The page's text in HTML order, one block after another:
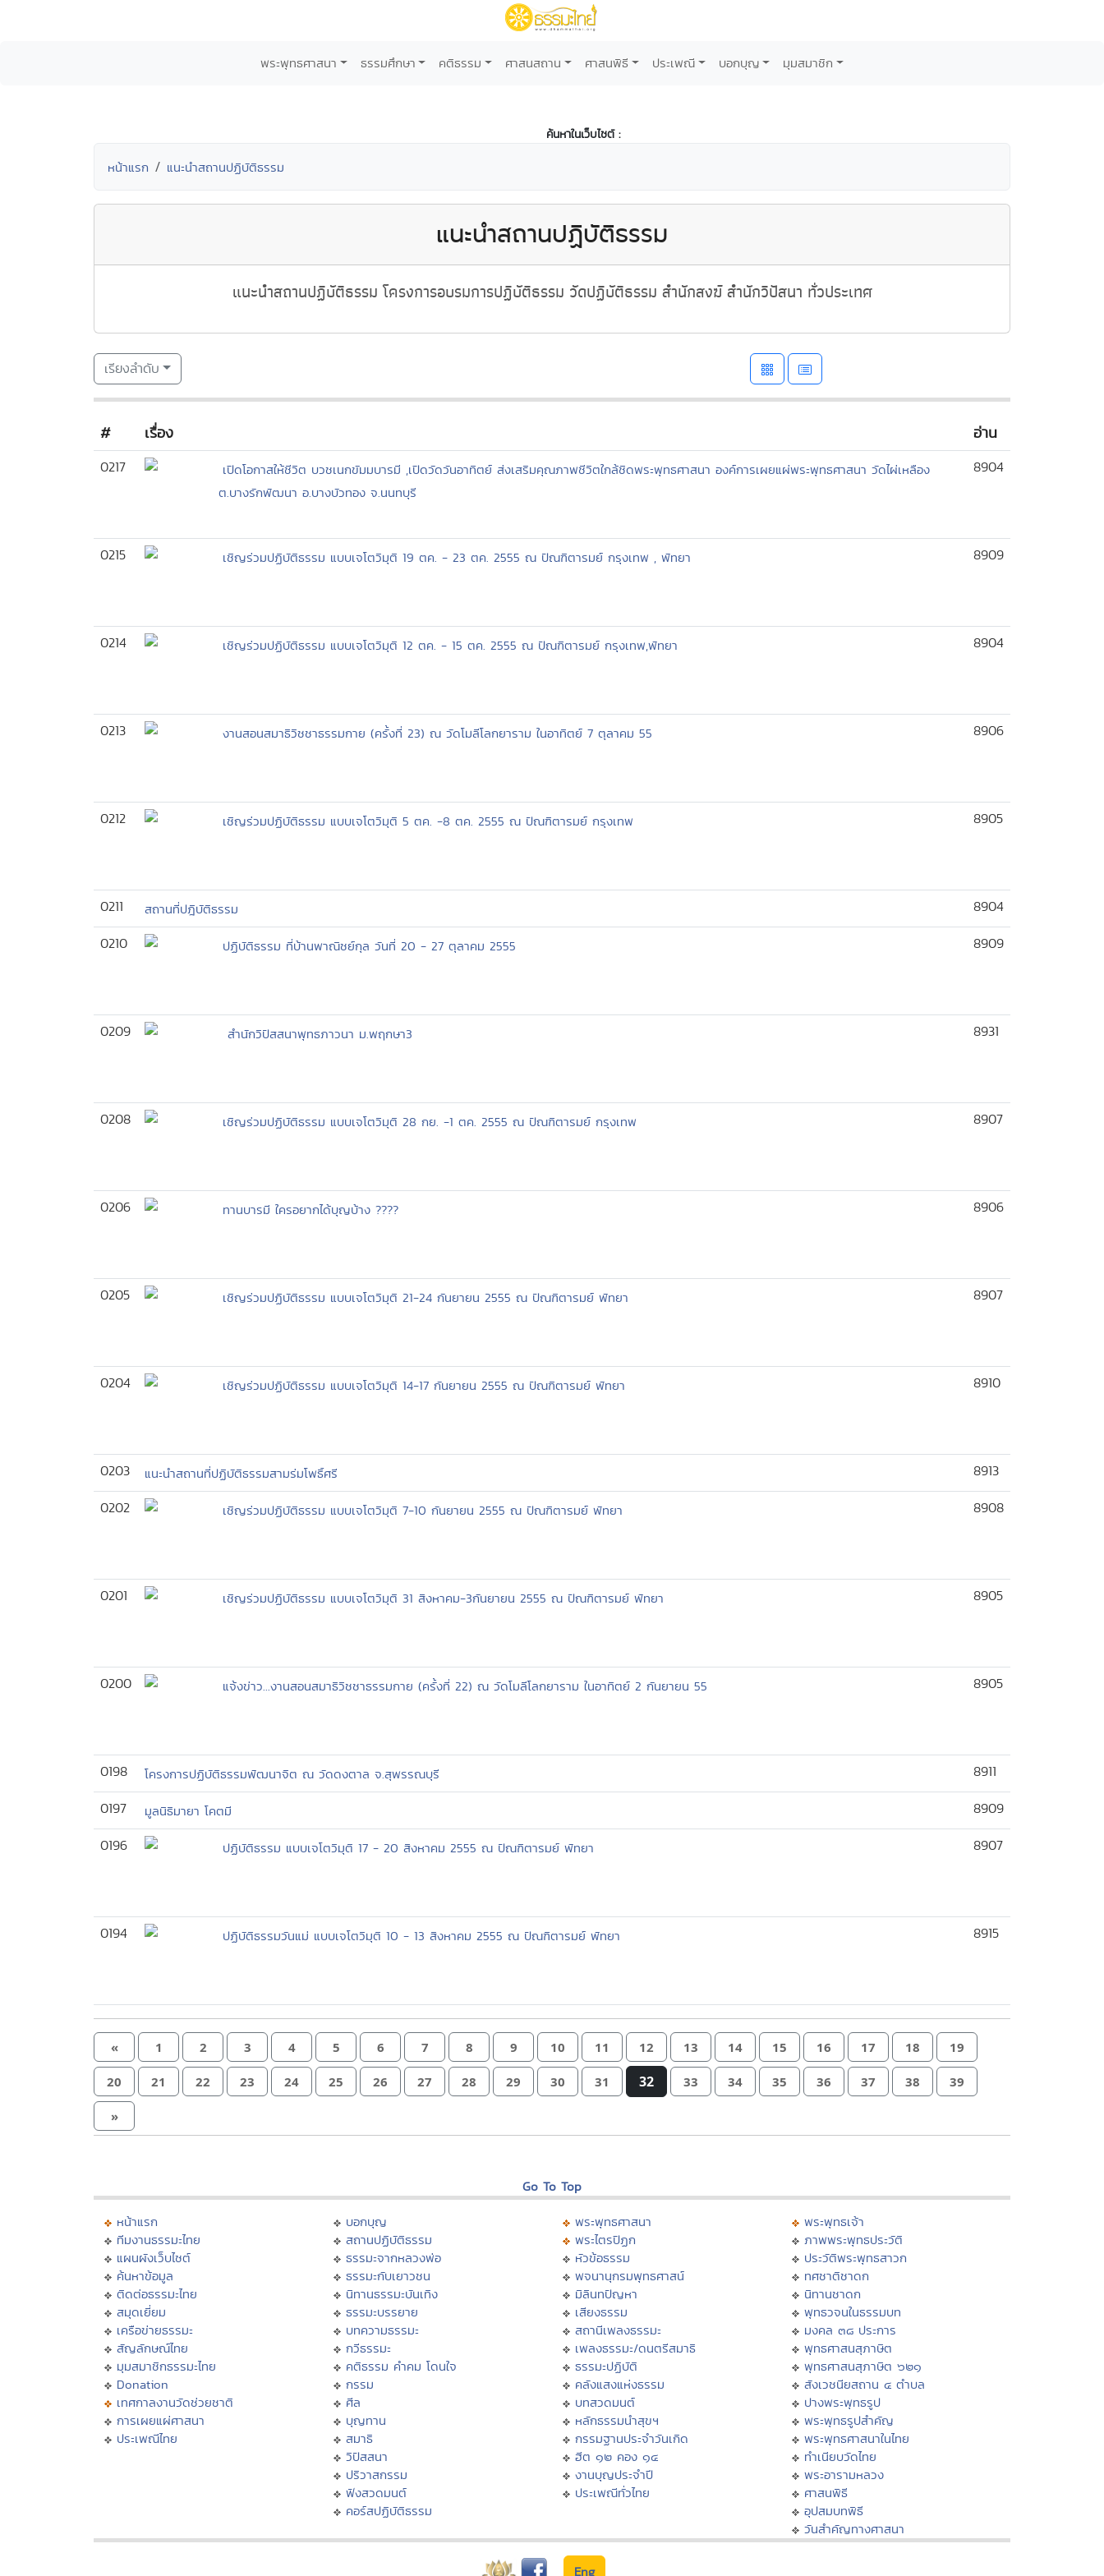
พระพุทธศาสนา ธรรมศึกษา คติธรรม ศาสนสถาน ศาสนพิธี ประเพณี บอกบุญ มุมสมาชิก
ค้นหาในเว็บไซต์ :
หน้าแรก แนะนำสถานปฏิบัติธรรม
แนะนำสถานปฏิบัติธรรม
แนะนำสถานปฏิบัติธรรม โครงการอบรมการปฏิบัติธรรม วัดปฏิบัติธรรม สำนักสงฆ์ สำนักวิปัสนา ทั่วประเทศ
เรียงลำดับ
# เรื่อง อ่าน
0217
เปิดโอกาสให้ชีวิต บวชเนกขัมมบารมี ,เปิดวัดวันอาทิตย์ ส่งเสริมคุณภาพชีวิตใกล้ชิดพระพุทธศาสนา องค์การเผยแผ่พระพุทธศาสนา วัดไผ่เหลือง
ต.บางรักพัฒนา อ.บางบัวทอง จ.นนทบุรี
8904
0215 เชิญร่วมปฏิบัติธรรม แบบเจโตวิมุติ 19 ตค. - 23 ตค. 2555 ณ ปัณฑิตารมย์ กรุงเทพ , พัทยา 8909
0214 เชิญร่วมปฏิบัติธรรม แบบเจโตวิมุติ 12 ตค. - 15 ตค. 2555 ณ ปัณฑิตารมย์ กรุงเทพ,พัทยา 8904
0213 งานสอนสมาธิวิชชาธรรมกาย (ครั้งที่ 23) ณ วัดโมลีโลกยาราม ในอาทิตย์ 7 ตุลาคม 55 8906
0212 เชิญร่วมปฏิบัติธรรม แบบเจโตวิมุติ 5 ตค. -8 ตค. 2555 ณ ปัณฑิตารมย์ กรุงเทพ 8905
0211 สถานที่ปฎิบัติธรรม
8904
0210
ปฏิบัติธรรม ที่บ้านพาณิชย์กุล วันที่ 20 - 27 ตุลาคม 2555 8909
0209 สำนักวิปัสสนาพุทธภาวนา ม.พฤกษา3 8931
0208 เชิญร่วมปฏิบัติธรรม แบบเจโตวิมุติ 28 กย. -1 ตค. 2555 ณ ปัณฑิตารมย์ กรุงเทพ 8907
0206 ทานบารมี ใครอยากได้บุญบ้าง ???? 8906
0205 เชิญร่วมปฏิบัติธรรม แบบเจโตวิมุติ 21-24 กันยายน 2555 ณ ปัณฑิตารมย์ พัทยา 8907
0204 เชิญร่วมปฏิบัติธรรม แบบเจโตวิมุติ 14-17 กันยายน 2555 ณ ปัณฑิตารมย์ พัทยา 8910
0203 แนะนำสถานที่ปฏิบัติธรรมสามร่มโพธิ์ศรี
8913
0202
เชิญร่วมปฏิบัติธรรม แบบเจโตวิมุติ 7-10 กันยายน 2555 ณ ปัณฑิตารมย์ พัทยา 8908
0201 เชิญร่วมปฏิบัติธรรม แบบเจโตวิมุติ 31 สิงหาคม-3กันยายน 2555 ณ ปัณฑิตารมย์ พัทยา 8905
0200 แจ้งข่าว...งานสอนสมาธิวิชชาธรรมกาย (ครั้งที่ 22) ณ วัดโมลีโลกยาราม ในอาทิตย์ 2 กันยายน 55 8905
0198 โครงการปฏิบัติธรรมพัฒนาจิต ณ วัดดงตาล จ.สุพรรณบุรี
8911
0197
มูลนิธิมายา โคตมี
8909
0196
ปฏิบัติธรรม แบบเจโตวิมุติ 17 - 20 สิงหาคม 2555 ณ ปัณฑิตารมย์ พัทยา 8907
0194 ปฏิบัติธรรมวันแม่ แบบเจโตวิมุติ 10 - 13 สิงหาคม 2555 ณ ปัณฑิตารมย์ พัทยา 8915
« 1 2 3 4 5 6 7 8 9 10 11 12 13 14 15 16 17 18 19
20 21 22 23 24 25 26 27 28 29 30 31 32 33 34 35 36 37 38 39
»
Go To Top
หน้าแรก
ทีมงานธรรมะไทย
แผนผังเว็บไซต์
ค้นหาข้อมูล
ติดต่อธรรมะไทย
สมุดเยี่ยม
เครือข่ายธรรมะ
สัญลักษณ์ไทย
มุมสมาชิกธรรมะไทย
Donation
เทศกาลงานวัดช่วยชาติ
การเผยแผ่ศาสนา
ประเพณีไทย
บอกบุญ
สถานปฏิบัติธรรม
ธรรมะจากหลวงพ่อ
ธรรมะกับเยาวชน
นิทานธรรมะบันเทิง
ธรรมะบรรยาย
บทความธรรมะ
กวีธรรมะ
คติธรรม คำคม โดนใจ
กรรม
ศีล
บุญทาน
สมาธิ
วิปัสสนา
ปริวาสกรรม
ฟังสวดมนต์
คอร์สปฏิบัติธรรม
พระพุทธศาสนา
พระไตรปิฏก
หัวข้อธรรม
พจนานุกรมพุทธศาสน์
มิลินทปัญหา
เสียงธรรม
สถานีเพลงธรรมะ
เพลงธรรมะ/ดนตรีสมาธิ
ธรรมะปฏิบัติ
คลังแสงแห่งธรรม
บทสวดมนต์
หลักธรรมนำสุขฯ
กรรมฐานประจำวันเกิด
ฮีต ๑๒ คอง ๑๔
งานบุญประจำปี
ประเพณีทั่วไทย
พระพุทธเจ้า
ภาพพระพุทธประวัติ
ประวัติพระพุทธสาวก
ทศชาติชาดก
นิทานชาดก
พุทธวจนในธรรมบท
มงคล ๓๘ ประการ
พุทธศาสนสุภาษิต
พุทธศาสนสุภาษิต ๖๒๑
สังเวชนียสถาน ๔ ตำบล
ปางพระพุทธรูป
พระพุทธรูปสำคัญ
พระพุทธศาสนาในไทย
ทำเนียบวัดไทย
พระอารามหลวง
ศาสนพิธี
อุปสมบทพิธี
วันสำคัญทางศาสนา
Eng